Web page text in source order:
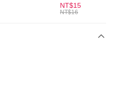
運費
漬 白皮鞋 鞋油
NT$15
NT$16